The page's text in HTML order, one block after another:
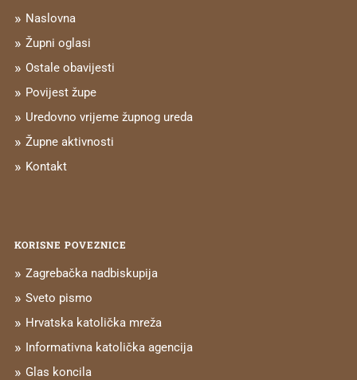
Naslovna
Župni oglasi
Ostale obavijesti
Povijest župe
Uredovno vrijeme župnog ureda
Župne aktivnosti
Kontakt
KORISNE POVEZNICE
Zagrebačka nadbiskupija
Sveto pismo
Hrvatska katolička mreža
Informativna katolička agencija
Glas koncila